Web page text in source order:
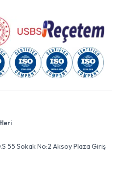
55 Sokak No:2 Aksoy Plaza Giriş